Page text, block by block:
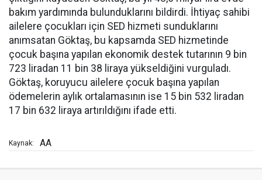
bakım yardımında bulunduklarını bildirdi. İhtiyaç sahibi
ailelere çocukları için SED hizmeti sunduklarını
anımsatan Göktaş, bu kapsamda SED hizmetinde
çocuk başına yapılan ekonomik destek tutarının 9 bin
723 liradan 11 bin 38 liraya yükseldiğini vurguladı.
Göktaş, koruyucu ailelere çocuk başına yapılan
ödemelerin aylık ortalamasının ise 15 bin 532 liradan
17 bin 632 liraya artırıldığını ifade etti.
Kaynak: AA